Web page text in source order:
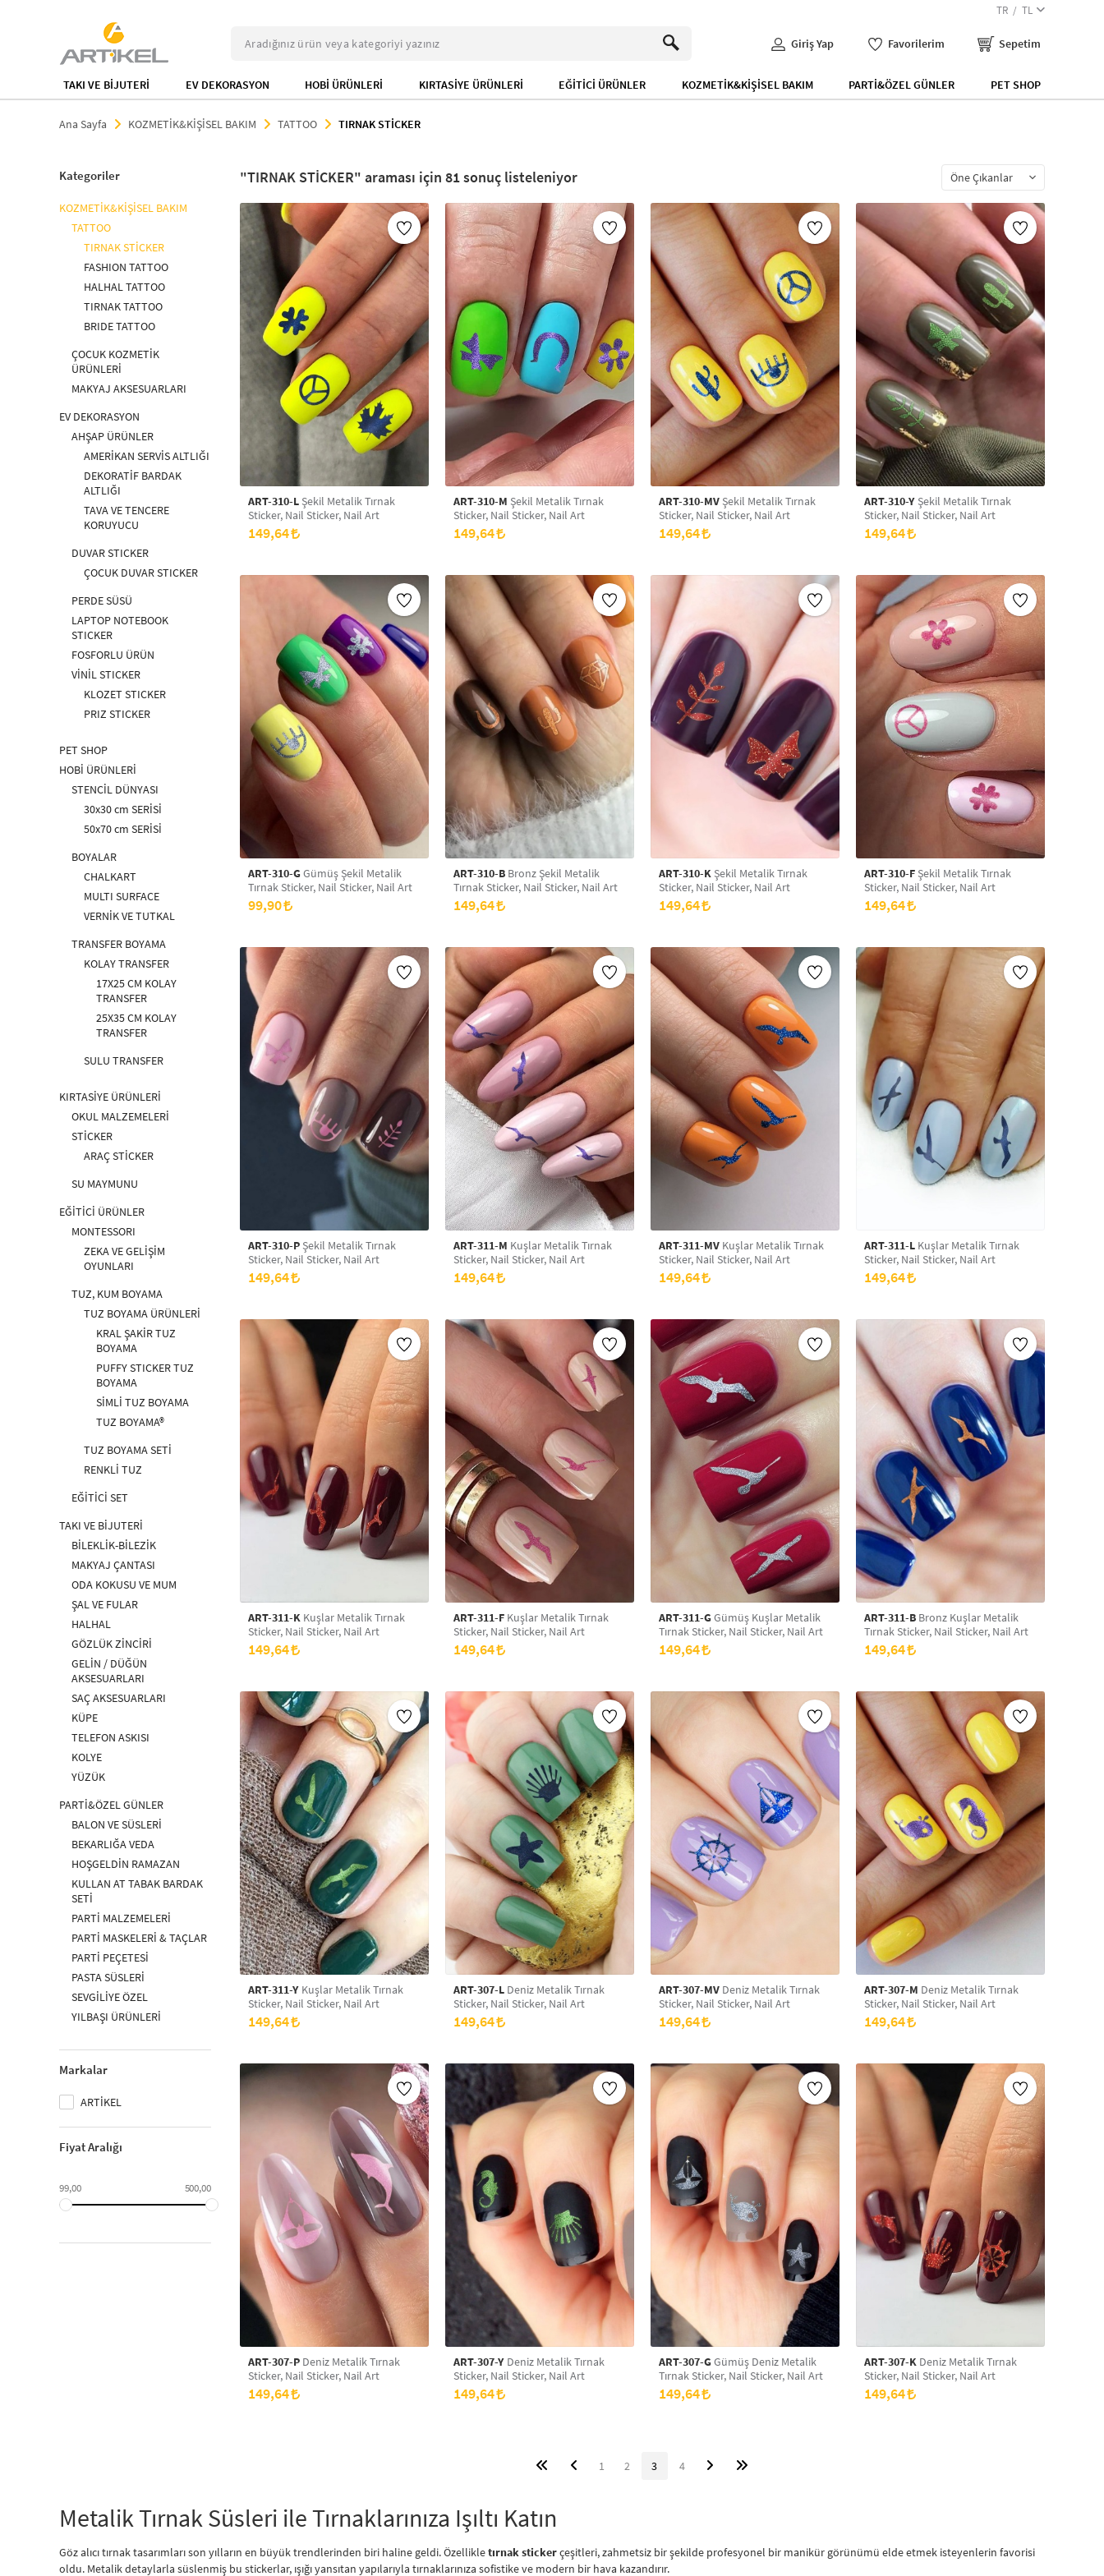
TR TL
Giriş Yap Favorilerim Sepetim
TAKI VE BİJUTERİ EV DEKORASYON HOBİ ÜRÜNLERİ KIRTASİYE ÜRÜNLERİ EĞİTİCİ ÜRÜNLER KOZMETİK&KİŞİSEL BAKIM PARTİ&ÖZEL GÜNLER PET SHOP
Ana Sayfa KOZMETİK&KİŞİSEL BAKIM TATTOO TIRNAK STİCKER
Kategoriler
KOZMETİK&KİŞİSEL BAKIM
TATTOO
TIRNAK STİCKER
FASHION TATTOO
HALHAL TATTOO
TIRNAK TATTOO
BRIDE TATTOO
ÇOCUK KOZMETİK
ÜRÜNLERİ
MAKYAJ AKSESUARLARI
EV DEKORASYON
AHŞAP ÜRÜNLER
AMERİKAN SERVİS ALTLIĞI
DEKORATİF BARDAK
ALTLIĞI
TAVA VE TENCERE
KORUYUCU
DUVAR STICKER
ÇOCUK DUVAR STICKER
PERDE SÜSÜ
LAPTOP NOTEBOOK
STICKER
FOSFORLU ÜRÜN
VİNİL STICKER
KLOZET STICKER
PRIZ STICKER
PET SHOP
HOBİ ÜRÜNLERİ
STENCİL DÜNYASI
30x30 cm SERİSİ
50x70 cm SERİSİ
BOYALAR
CHALKART
MULTI SURFACE
VERNİK VE TUTKAL
TRANSFER BOYAMA
KOLAY TRANSFER
17X25 CM KOLAY
TRANSFER
25X35 CM KOLAY
TRANSFER
SULU TRANSFER
KIRTASİYE ÜRÜNLERİ
OKUL MALZEMELERİ
STİCKER
ARAÇ STİCKER
SU MAYMUNU
EĞİTİCİ ÜRÜNLER
MONTESSORI
ZEKA VE GELİŞİM
OYUNLARI
TUZ, KUM BOYAMA
TUZ BOYAMA ÜRÜNLERİ
KRAL ŞAKİR TUZ
BOYAMA
PUFFY STICKER TUZ
BOYAMA
SİMLİ TUZ BOYAMA
TUZ BOYAMA®
TUZ BOYAMA SETİ
RENKLİ TUZ
EĞİTİCİ SET
TAKI VE BİJUTERİ
BİLEKLİK-BİLEZİK
MAKYAJ ÇANTASI
ODA KOKUSU VE MUM
ŞAL VE FULAR
HALHAL
GÖZLÜK ZİNCİRİ
GELİN / DÜĞÜN
AKSESUARLARI
SAÇ AKSESUARLARI
KÜPE
TELEFON ASKISI
KOLYE
YÜZÜK
PARTİ&ÖZEL GÜNLER
BALON VE SÜSLERİ
BEKARLIĞA VEDA
HOŞGELDİN RAMAZAN
KULLAN AT TABAK BARDAK
SETİ
PARTİ MALZEMELERİ
PARTİ MASKELERİ & TAÇLAR
PARTİ PEÇETESİ
PASTA SÜSLERİ
SEVGİLİYE ÖZEL
YILBAŞI ÜRÜNLERİ
Markalar
ARTİKEL
Fiyat Aralığı
99,00 500,00
TIRNAK STİCKER 81sonuç listeleniyor
ART-310-L Şekil Metalik Tırnak
Sticker, Nail Sticker, Nail Art
149,64
ART-310-M Şekil Metalik Tırnak
Sticker, Nail Sticker, Nail Art
149,64
ART-310-MV Şekil Metalik Tırnak
Sticker, Nail Sticker, Nail Art
149,64
ART-310-Y Şekil Metalik Tırnak
Sticker, Nail Sticker, Nail Art
149,64
ART-310-GGümüş Şekil Metalik
Tırnak Sticker, Nail Sticker, Nail Art
99,90
ART-310-B Bronz Şekil Metalik
Tırnak Sticker, Nail Sticker, Nail Art
149,64
ART-310-K Şekil Metalik Tırnak
Sticker, Nail Sticker, Nail Art
149,64
ART-310-F Şekil Metalik Tırnak
Sticker, Nail Sticker, Nail Art
149,64
ART-310-P Şekil Metalik Tırnak
Sticker, Nail Sticker, Nail Art
149,64
ART-311-M Kuşlar Metalik Tırnak
Sticker, Nail Sticker, Nail Art
149,64
ART-311-MV Kuşlar Metalik Tırnak
Sticker, Nail Sticker, Nail Art
149,64
ART-311-L Kuşlar Metalik Tırnak
Sticker, Nail Sticker, Nail Art
149,64
ART-311-K Kuşlar Metalik Tırnak
Sticker, Nail Sticker, Nail Art
149,64
ART-311-F Kuşlar Metalik Tırnak
Sticker, Nail Sticker, Nail Art
149,64
ART-311-GGümüş Kuşlar Metalik
Tırnak Sticker, Nail Sticker, Nail Art
149,64
ART-311-B Bronz Kuşlar Metalik
Tırnak Sticker, Nail Sticker, Nail Art
149,64
ART-311-Y Kuşlar Metalik Tırnak
Sticker, Nail Sticker, Nail Art
149,64
ART-307-L Deniz Metalik Tırnak
Sticker, Nail Sticker, Nail Art
149,64
ART-307-MV Deniz Metalik Tırnak
Sticker, Nail Sticker, Nail Art
149,64
ART-307-M Deniz Metalik Tırnak
Sticker, Nail Sticker, Nail Art
149,64
ART-307-P Deniz Metalik Tırnak
Sticker, Nail Sticker, Nail Art
149,64
ART-307-Y Deniz Metalik Tırnak
Sticker, Nail Sticker, Nail Art
149,64
ART-307-GGümüş Deniz Metalik
Tırnak Sticker, Nail Sticker, Nail Art
149,64
ART-307-K Deniz Metalik Tırnak
Sticker, Nail Sticker, Nail Art
149,64
1 2 3 4
Metalik Tırnak Süsleri ile Tırnaklarınıza Işıltı Katın
Göz alıcı tırnak tasarımları son yılların en büyük trendlerinden biri haline geldi. Özellikletırnak stickerçeşitleri, zahmetsiz bir şekilde profesyonel bir manikür görünümü elde etmek isteyenlerin favorisi
oldu. Metalik detaylarla süslenmiş bu stickerlar, ışığı yansıtan yapılarıyla tırnaklarınıza sofistike ve modern bir hava kazandırır.